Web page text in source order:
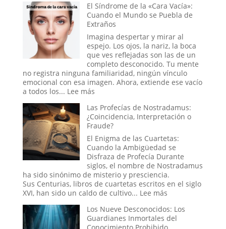
las
Lluvias
Animales
Manuscrito
Voynich:
engaño
medieval,
un
tratado
secreto
o
de
las
El Síndrome de la «Cara Vacía»:
Cuando el Mundo se Puebla de
Extraños
Imagina despertar y mirar al
espejo. Los ojos, la nariz, la boca
que ves reflejadas son las de un
completo desconocido. Tu mente
no registra ninguna familiaridad, ningún vínculo
emocional con esa imagen. Ahora, extiende ese vacío
a todos los... Lee más:
Síndrome
de
la
«Cara
Vacía»:
Cuando
el
Mundo
se
Puebla
Extraños
Las Profecías de Nostradamus:
¿Coincidencia, Interpretación o
Fraude?
El Enigma de las Cuartetas:
Cuando la Ambigüedad se
Disfraza de Profecía Durante
siglos, el nombre de Nostradamus
ha sido sinónimo de misterio y presciencia.
Sus Centurias, libros de cuartetas escritos en el siglo
XVI, han sido un caldo de cultivo... Lee más:
Profecías
de
Los Nueve Desconocidos: Los
Guardianes Inmortales del
Conocimiento Prohibido